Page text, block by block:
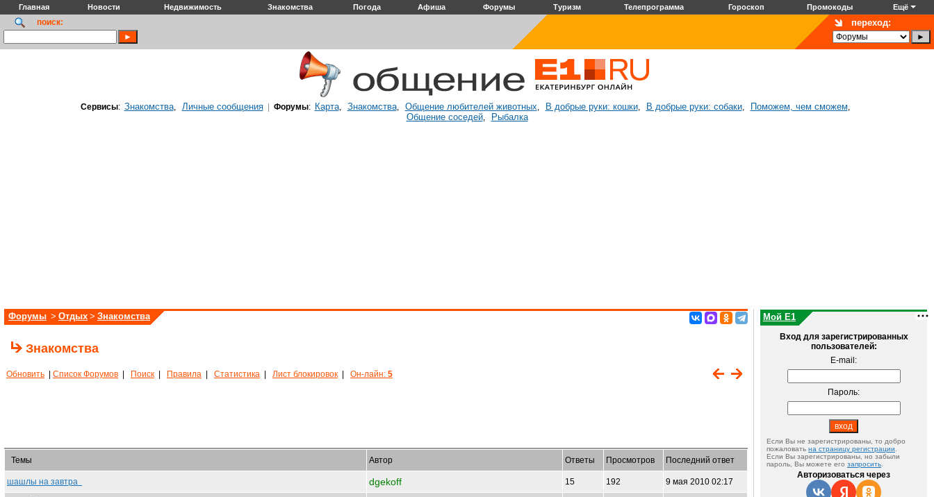
Главная Новости Недвижимость Знакомства Погода Афиша Форумы Туризм Телепрограмма Гороскоп Промокоды Ещё
поиск: переход:
Сервисы: Знакомства, Личные сообщения| Форумы: Карта, Знакомства, Общение любителей животных, В добрые руки: кошки, В добрые руки: собаки, Поможем, чем сможем,
Общение соседей, Рыбалка
Форумы > Отдых > Знакомства
Знакомства
Обновить Список Форумов Поиск Правила Статистика Лист блокировок Он-лайн: 5
Темы Автор Ответы Просмотров Последний ответ
шашлы на завтра dgekoff 15 192 9 мая 2010 02:17
Мой E1
Вход для зарегистрированных
пользователей:
E-mail:
Пароль:
Если Вы не зарегистрированы, то добро
пожаловать на страницу регистрации
Если Вы зарегистрированы, но забыли
пароль, Вы можете его запросить
Авторизоваться через